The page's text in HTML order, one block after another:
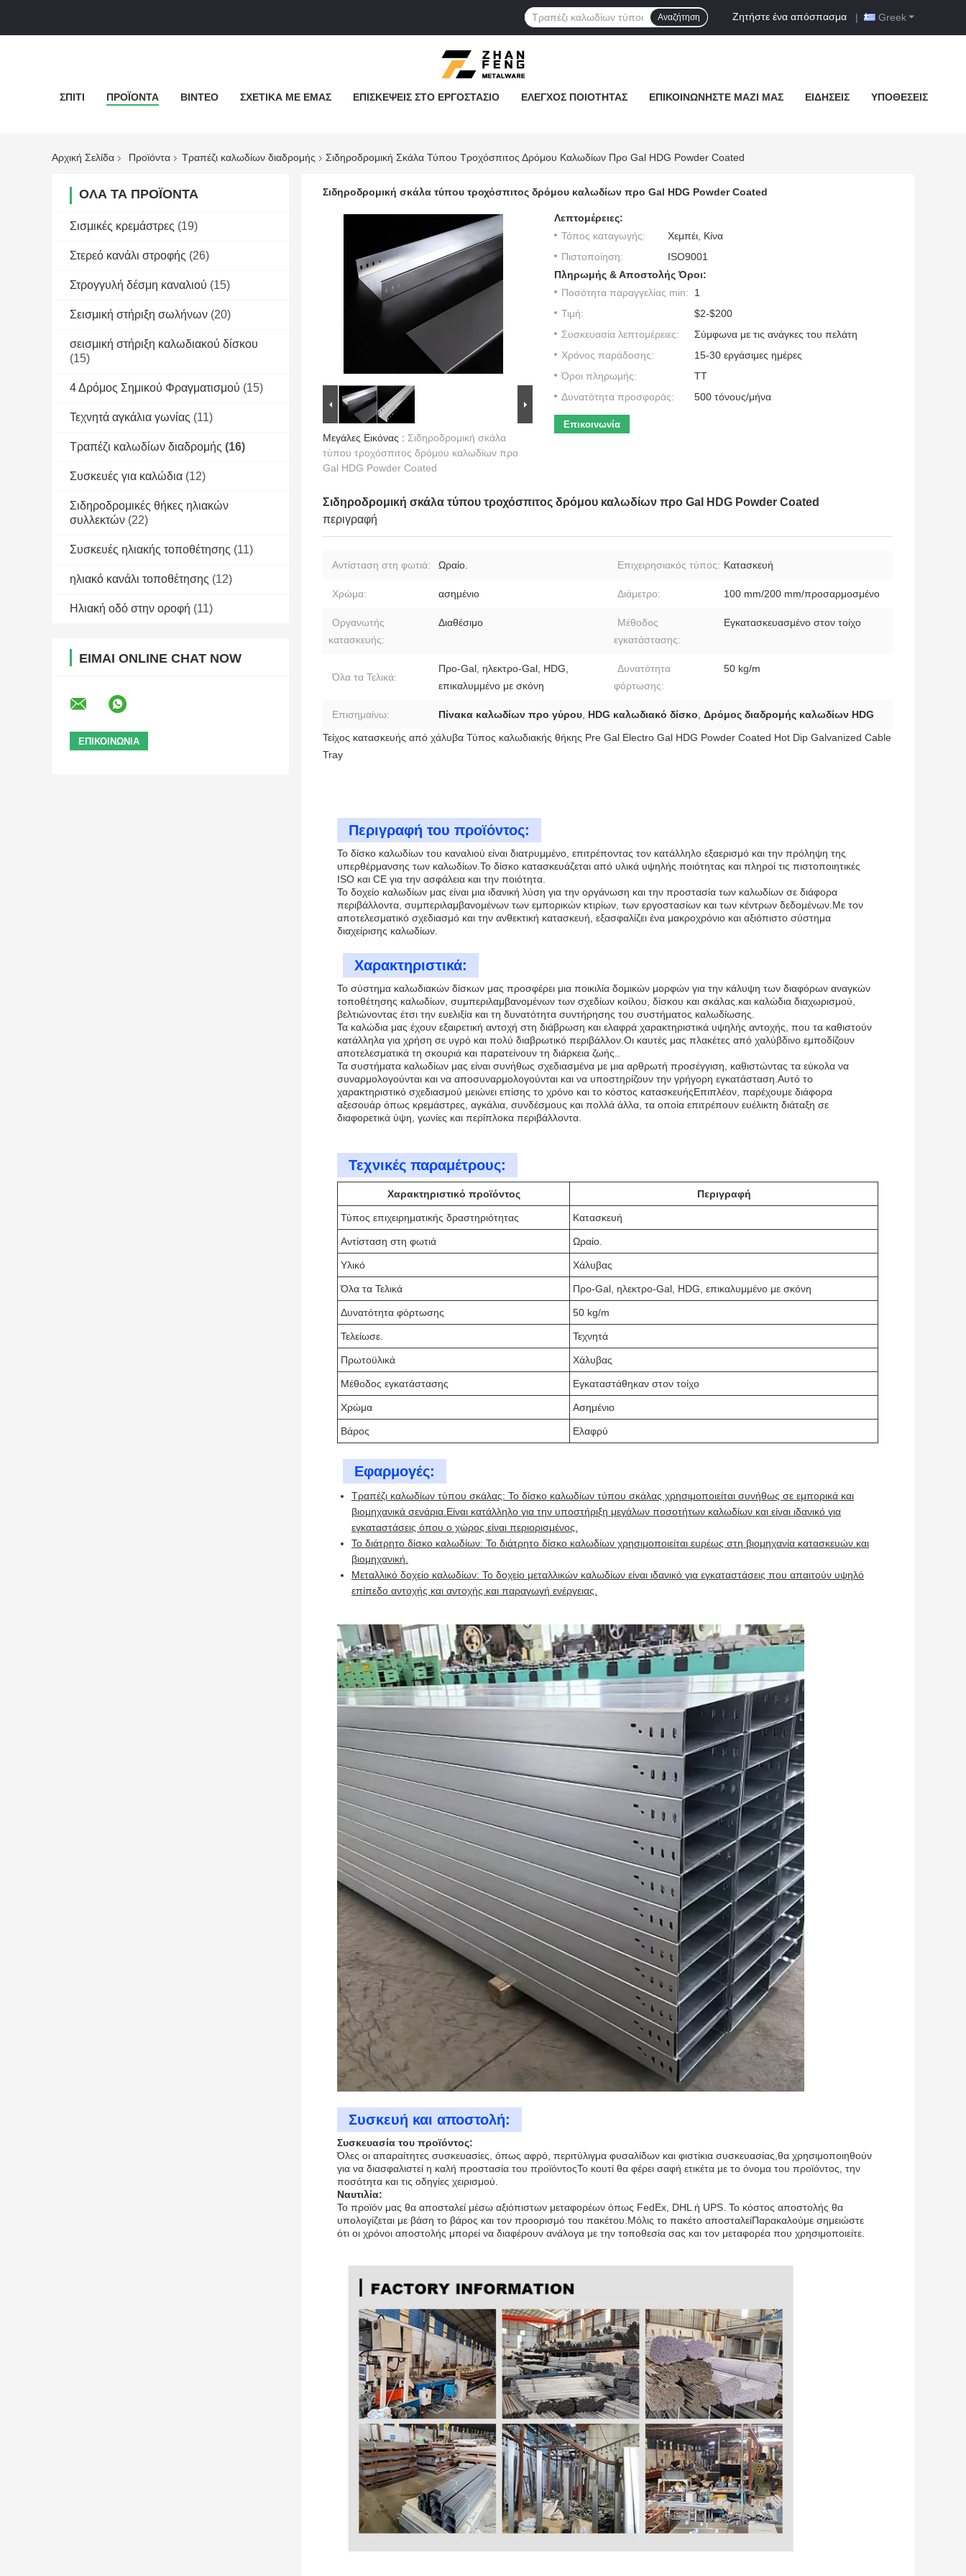
Greek
Ζητήστε ένα απόσπασμα |
Αναζήτηση
ΣΠΊΤΙ ΠΡΟΪΌΝΤΑ ΒΊΝΤΕΟ ΣΧΕΤΙΚΆ ΜΕ ΕΜΆΣ ΕΠΙΣΚΈΨΕΙΣ ΣΤΟ ΕΡΓΟΣΤΆΣΙΟ ΈΛΕΓΧΟΣ ΠΟΙΌΤΗΤΑΣ ΕΠΙΚΟΙΝΩΝΉΣΤΕ ΜΑΖΊ ΜΑΣ ΕΙΔΉΣΕΙΣ ΥΠΟΘΈΣΕΙΣ
Αρχική Σελίδα Προϊόντα Τραπέζι καλωδίων διαδρομής Σιδηροδρομική Σκάλα Τύπου Τροχόσπιτος Δρόμου Καλωδίων Προ Gal HDG Powder Coated
ΌΛΑ ΤΑ ΠΡΟΪΌΝΤΑ
Σισμικές κρεμάστρες (19)
Στερεό κανάλι στροφής (26)
Στρογγυλή δέσμη καναλιού (15)
Σεισμική στήριξη σωλήνων (20)
σεισμική στήριξη καλωδιακού δίσκου
(15)
4 Δρόμος Σημικού Φραγματισμού (15)
Τεχνητά αγκάλια γωνίας (11)
Τραπέζι καλωδίων διαδρομής (16)
Συσκευές για καλώδια (12)
Σιδηροδρομικές θήκες ηλιακών
συλλεκτών (22)
Συσκευές ηλιακής τοποθέτησης (11)
ηλιακό κανάλι τοποθέτησης (12)
Ηλιακή οδό στην οροφή (11)
ΕΊΜΑΙ ONLINE CHAT NOW
Σιδηροδρομική σκάλα τύπου τροχόσπιτος δρόμου καλωδίων προ Gal HDG Powder Coated
Μεγάλες Εικόνας : Σιδηροδρομική σκάλα
τύπου τροχόσπιτος δρόμου καλωδίων προ
Gal HDG Powder Coated
Λεπτομέρειες:
Τόπος καταγωγής:
Χεμπέι, Κίνα
Πιστοποίηση:
ISO9001
Πληρωμής & Αποστολής Όροι:
Ποσότητα παραγγελίας min:
1
Τιμή:
$2-$200
Συσκευασία λεπτομέρειες:
Σύμφωνα με τις ανάγκες του πελάτη
Χρόνος παράδοσης:
15-30 εργάσιμες ημέρες
Όροι πληρωμής:
ΤΤ
Δυνατότητα προσφοράς:
500 τόνους/μήνα
Επικοινωνία
Σιδηροδρομική σκάλα τύπου τροχόσπιτος δρόμου καλωδίων προ Gal HDG Powder Coated
περιγραφή
Αντίσταση στη φωτιά: Ωραίο. Επιχειρησιακός τύπος: Κατασκευή
Χρώμα: ασημένιο Διάμετρο: 100 mm/200 mm/προσαρμοσμένο
Οργανωτής
κατασκευής:
Διαθέσιμο
Μέθοδος
εγκατάστασης:
Εγκατασκευασμένο στον τοίχο
Όλα τα Τελικά:
Προ-Gal, ηλεκτρο-Gal, HDG,
επικαλυμμένο με σκόνη
Δυνατότητα
φόρτωσης:
50 kg/m
Επισημαίνω: Πίνακα καλωδίων προ γύρου, HDG καλωδιακό δίσκο, Δρόμος διαδρομής καλωδίων HDG
Τείχος κατασκευής από χάλυβα Τύπος καλωδιακής θήκης Pre Gal Electro Gal HDG Powder Coated Hot Dip Galvanized Cable
Tray
Περιγραφή του προϊόντος:
Το δίσκο καλωδίων του καναλιού είναι διατρυμμένο, επιτρέποντας τον κατάλληλο εξαερισμό και την πρόληψη της
υπερθέρμανσης των καλωδίων.Το δίσκο κατασκευάζεται από υλικά υψηλής ποιότητας και πληροί τις πιστοποιητικές
ISO και CE για την ασφάλεια και την ποιότητα.
Το δοχείο καλωδίων μας είναι μια ιδανική λύση για την οργάνωση και την προστασία των καλωδίων σε διάφορα
περιβάλλοντα, συμπεριλαμβανομένων των εμπορικών κτιρίων, των εργοστασίων και των κέντρων δεδομένων.Με τον
αποτελεσματικό σχεδιασμό και την ανθεκτική κατασκευή, εξασφαλίζει ένα μακροχρόνιο και αξιόπιστο σύστημα
διαχείρισης καλωδίων.
Χαρακτηριστικά:
Το σύστημα καλωδιακών δίσκων μας προσφέρει μια ποικιλία δομικών μορφών για την κάλυψη των διαφόρων αναγκών
τοποθέτησης καλωδίων, συμπεριλαμβανομένων των σχεδίων κοίλου, δίσκου και σκάλας.και καλώδια διαχωρισμού,
βελτιώνοντας έτσι την ευελιξία και τη δυνατότητα συντήρησης του συστήματος καλωδίωσης.
Τα καλώδια μας έχουν εξαιρετική αντοχή στη διάβρωση και ελαφρά χαρακτηριστικά υψηλής αντοχής, που τα καθιστούν
κατάλληλα για χρήση σε υγρό και πολύ διαβρωτικό περιβάλλον.Οι καυτές μας πλακέτες από χαλύβδινο εμποδίζουν
αποτελεσματικά τη σκουριά και παρατείνουν τη διάρκεια ζωής..
Τα συστήματα καλωδίων μας είναι συνήθως σχεδιασμένα με μια αρθρωτή προσέγγιση, καθιστώντας τα εύκολα να
συναρμολογούνται και να αποσυναρμολογούνται και να υποστηρίζουν την γρήγορη εγκατάσταση.Αυτό το
χαρακτηριστικό σχεδιασμού μειώνει επίσης το χρόνο και το κόστος κατασκευήςΕπιπλέον, παρέχουμε διάφορα
αξεσουάρ όπως κρεμάστρες, αγκάλια, συνδέσμους και πολλά άλλα, τα οποία επιτρέπουν ευέλικτη διάταξη σε
διαφορετικά ύψη, γωνίες και περίπλοκα περιβάλλοντα.
Τεχνικές παραμέτρους:
Χαρακτηριστικό προϊόντος Περιγραφή
Τύπος επιχειρηματικής δραστηριότητας Κατασκευή
Αντίσταση στη φωτιά Ωραίο.
Υλικό Χάλυβας
Όλα τα Τελικά Προ-Gal, ηλεκτρο-Gal, HDG, επικαλυμμένο με σκόνη
Δυνατότητα φόρτωσης 50 kg/m
Τελείωσε. Τεχνητά
Πρωτοϋλικά Χάλυβας
Μέθοδος εγκατάστασης Εγκαταστάθηκαν στον τοίχο
Χρώμα Ασημένιο
Βάρος Ελαφρύ
Εφαρμογές:
Τραπέζι καλωδίων τύπου σκάλας: Το δίσκο καλωδίων τύπου σκάλας χρησιμοποιείται συνήθως σε εμπορικά και
βιομηχανικά σενάρια.Είναι κατάλληλο για την υποστήριξη μεγάλων ποσοτήτων καλωδίων και είναι ιδανικό για
εγκαταστάσεις όπου ο χώρος είναι περιορισμένος.
Το διάτρητο δίσκο καλωδίων: Το διάτρητο δίσκο καλωδίων χρησιμοποιείται ευρέως στη βιομηχανία κατασκευών.και
βιομηχανική.
Μεταλλικό δοχείο καλωδίων: Το δοχείο μεταλλικών καλωδίων είναι ιδανικό για εγκαταστάσεις που απαιτούν υψηλό
επίπεδο αντοχής και αντοχής.και παραγωγή ενέργειας.
Συσκευή και αποστολή:
Συσκευασία του προϊόντος:
Όλες οι απαραίτητες συσκευασίες, όπως αφρό, περιτύλιγμα φυσαλίδων και φιστίκια συσκευασίας,θα χρησιμοποιηθούν
για να διασφαλιστεί η καλή προστασία του προϊόντοςΤο κουτί θα φέρει σαφή ετικέτα με το όνομα του προϊόντος, την
ποσότητα και τις οδηγίες χειρισμού.
Ναυτιλία:
Το προϊόν μας θα αποσταλεί μέσω αξιόπιστων μεταφορέων όπως FedEx, DHL ή UPS. Το κόστος αποστολής θα
υπολογίζεται με βάση το βάρος και τον προορισμό του πακέτου.Μόλις το πακέτο αποσταλείΠαρακαλούμε σημειώστε
ότι οι χρόνοι αποστολής μπορεί να διαφέρουν ανάλογα με την τοποθεσία σας και τον μεταφορέα που χρησιμοποιείτε.